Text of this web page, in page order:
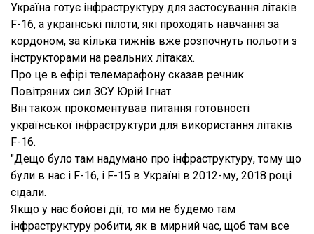
Україна готує інфраструктуру для застосування літаків
F-16, а українські пілоти, які проходять навчання за
кордоном, за кілька тижнів вже розпочнуть польоти з
інструкторами на реальних літаках.
Про це в ефірі телемарафону сказав речник
Повітряних сил ЗСУ Юрій Ігнат.
Він також прокоментував питання готовності
української інфраструктури для використання літаків
F-16.
"Дещо було там надумано про інфраструктуру, тому що
були в нас і F-16, і F-15 в Україні в 2012-му, 2018 році
сідали.
Якщо у нас бойові дії, то ми не будемо там
інфраструктуру робити, як в мирний час, щоб там все